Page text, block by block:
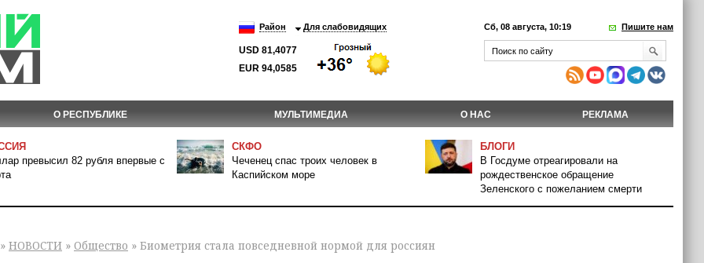
Район Для слабовидящих
USD 81,4077
EUR 94,0585
Сб, 08 августа, 10:19 Пишите нам
О РЕСПУБЛИКЕ МУЛЬТИМЕДИА О НАС РЕКЛАМА
превысил 82 рубля впервые с
СКФО
Чеченец спас троих человек в
Каспийском море
БЛОГИ
В Госдуме отреагировали на
рождественское обращение
Зеленского с пожеланием смерти
» НОВОСТИ » Общество » Биометрия стала повседневной нормой для россиян